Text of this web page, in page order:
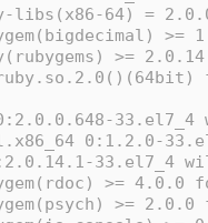
libs(x86-64) =
>=
0:1.2.0-
33.el7_4
>=
>=